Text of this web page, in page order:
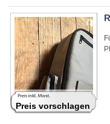
Preis vorschlagen